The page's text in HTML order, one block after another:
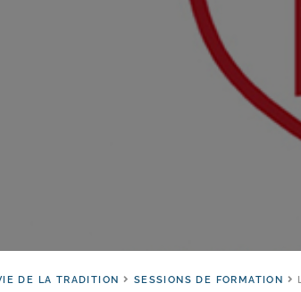
DE LA TRADITION SESSIONS DE FORMATION